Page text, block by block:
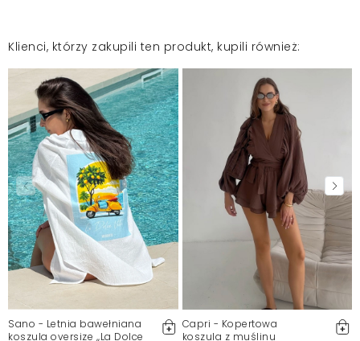
Klienci, którzy zakupili ten produkt, kupili również:
Sano - Letnia bawełniana
koszula oversize ,,La Dolce
Capri - Kopertowa
koszula z muślinu